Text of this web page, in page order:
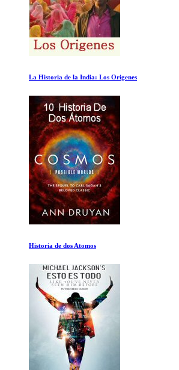
La Historia de la India: Los Origenes
Historia de dos Atomos